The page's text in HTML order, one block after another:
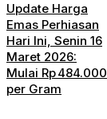
Update Harga
Emas Perhiasan
Hari Ini, Senin 16
Maret 2026:
Mulai Rp 484.000
per Gram